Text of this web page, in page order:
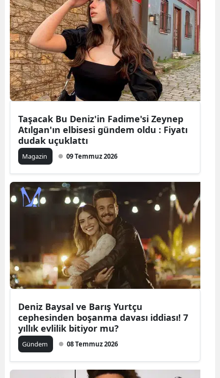
Mardin
Muğla
Muş
Nevşehir
Niğde
Rize
Samsun
Sinop
Sivas
Tekirdağ
Tokat
Tunceli
Van
Taşacak Bu Deniz'in Fadime'si Zeynep
Atılgan'ın elbisesi gündem oldu : Fiyatı
dudak uçuklattı
Magazin 09 Temmuz 2026
Deniz Baysal ve Barış Yurtçu
cephesinden boşanma davası iddiası! 7
yıllık evlilik bitiyor mu?
Gündem 08 Temmuz 2026